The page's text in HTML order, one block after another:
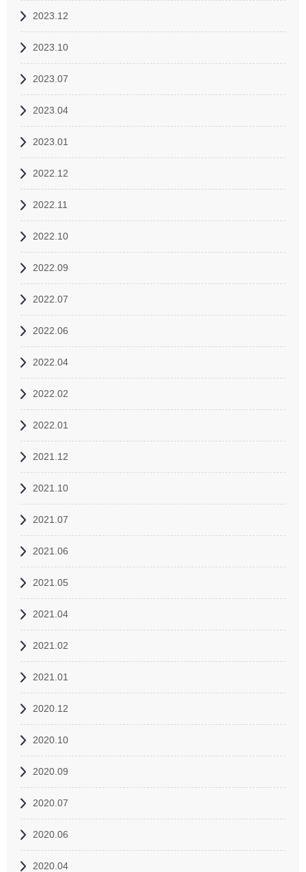
2023.12
2023.10
2023.07
2023.04
2023.01
2022.12
2022.11
2022.10
2022.09
2022.07
2022.06
2022.04
2022.02
2022.01
2021.12
2021.10
2021.07
2021.06
2021.05
2021.04
2021.02
2021.01
2020.12
2020.10
2020.09
2020.07
2020.06
2020.04